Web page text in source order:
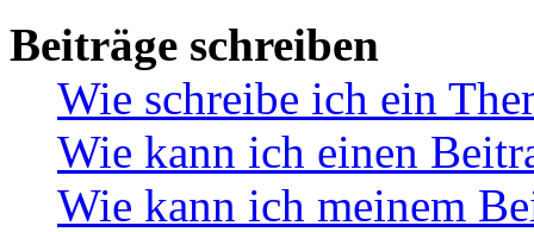
Beiträge schreiben
Wie schreibe ich ein
Wie kann ich einen
Wie kann ich meinem